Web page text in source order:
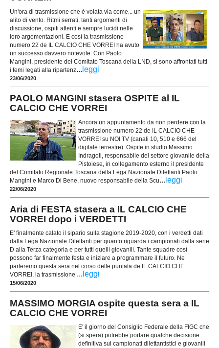
Un'ora di trasmissione che è volata via come... un
alito di vento. Ritmi serrati, tanti argomenti di
discussione, ospiti attenti e sempre lucidi nelle
loro argomentazioni. E così la trasmissione
numero 22 de IL CALCIO CHE VORREI ha avuto
un successo davvero notevole. Con Paolo
Mangini, presidente del Comitato Toscana della LND, si sono affrontati tutti
i temi legati alla ripartenz... leggi
23/06/2020
PAOLO MANGINI stasera OSPITE al IL
CALCIO CHE VORREI
Ancora un appuntamento da non perdere con la
trasmissione numero 22 de IL CALCIO CHE
VORREI su NOI TV (canali 10, 510 e 666 del
digitale terrestre). Ospite in studio Massimo
Indragoli, responsabile del settore giovanile della
Pistoiese, in collegamento esterno il presidente
del Comitato Regionale Toscana della Lega Nazionale Dilettanti Paolo
Mangini e Marco Di Bene, nuovo responsabile della Scu... leggi
22/06/2020
Aria di FESTA stasera a IL CALCIO CHE
VORREI dopo i VERDETTI
E' finalmente calato il sipario sulla stagione 2019-2020, con i verdetti dati
dalla Lega Nazionale Dilettanti per quanto riguarda i campionati dalla serie
D alla Terza categoria e per tutti quelli giovanili. Tante squadre così
possono far finalmente festa e iniziare a programmare il futuro. Ne
parleremo questa sera nel corso delle puntata de IL CALCIO CHE
VORREI, la trasmissione ... leggi
15/06/2020
MASSIMO MORGIA ospite questa sera a IL
CALCIO CHE VORREI
E' il giorno del Consiglio Federale della FIGC che
(si spera) potrebbe portare qualche decisione
definitiva sui campionati dilettantistici e giovanili